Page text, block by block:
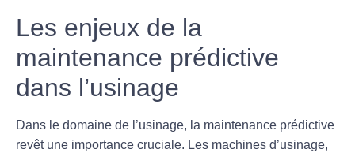
Les enjeux de la
maintenance prédictive
dans l’usinage
Dans le domaine de l’usinage, la maintenance prédictive
revêt une importance cruciale. Les machines d’usinage,